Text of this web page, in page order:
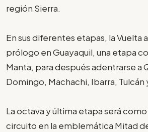
región Sierra.
En sus diferentes etapas, la Vuelta
prólogo en Guayaquil, una etapa
Manta, para después adentrarse a
Domingo, Machachi, Ibarra, Tulcán
La octava y última etapa será
circuito en la emblemática Mitad